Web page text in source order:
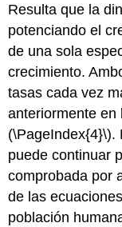
Resulta que la
potenciando el
de una sola
crecimiento.
tasas cada vez
anteriormente en
(\PageIndex{4}\).
puede continuar
comprobada por
de las
población